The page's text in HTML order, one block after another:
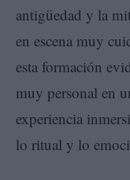
antigüedad y la
en escena muy
esta formación
muy personal en
experiencia
lo ritual y lo